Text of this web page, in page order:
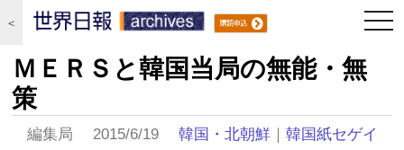
＜
ＭＥＲＳと韓国当局の無能・無
策
編集局 2015/6/19韓国・北朝鮮 ｜韓国紙セゲイ